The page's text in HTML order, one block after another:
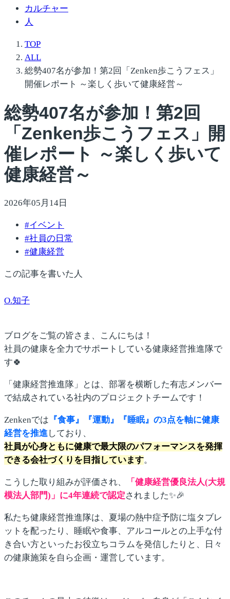
カルチャー
人
TOP
ALL
総勢407名が参加！第2回「Zenken歩こうフェス」
開催レポート ～楽しく歩いて健康経営～
総勢407名が参加！第2回
「Zenken歩こうフェス」開
催レポート ～楽しく歩いて
健康経営～
2026年05月14日
#イベント
#社員の日常
#健康経営
この記事を書いた人
O.知子
ブログをご覧の皆さま、こんにちは！
社員の健康を全力でサポートしている健康経営推進隊で
す🍀
「健康経営推進隊」とは、部署を横断した有志メンバー
で結成されている社内のプロジェクトチームです！
Zenkenでは 『食事』『運動』『睡眠』の3点を軸に健康
経営を推進しており、
社員が心身ともに健康で最大限のパフォーマンスを発揮
できる会社づくりを目指しています。
こうした取り組みが評価され、
「健康経営優良法人(大規
模法人部門)」に4年連続で認定されました✨🎉
私たち健康経営推進隊は、夏場の熱中症予防に塩タブレ
ットを配ったり、睡眠や食事、アルコールとの上手な付
き合い方といったお役立ちコラムを発信したりと、日々
の健康施策を自ら企画・運営しています。